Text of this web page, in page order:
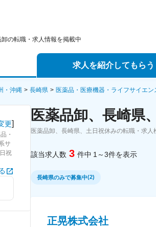
卸の転職・求人情報を掲載中
求人を紹介してもらう
エージェントサービス
スカウトサービス
・沖縄 長崎県 医薬品・医療機器・ライフサイエ
更]
・
サ
祝
医薬品卸、長崎県
医薬品卸、長崎県、土日祝休みの転職・求
該当求人数 3 件中 1～3件を表示
長崎県のみで募集中(2)
正晃株式会社